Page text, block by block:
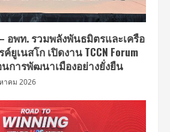
อพท. รวมพลังพันธมิตรและเครือ
ยูเนสโก เปิดงาน TCCN Forum
นการพัฒนาเมืองอย่างยั่งยืน
าคม 2026